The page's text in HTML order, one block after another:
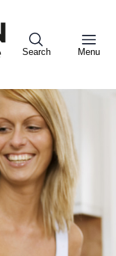
Search Menu